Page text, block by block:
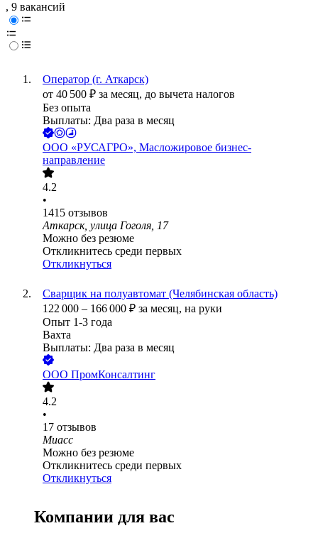
, 9 вакансий
Оператор (г. Аткарск)
от 40 500 ₽ за месяц, до вычета налогов
Без опыта
Выплаты: Два раза в месяц
ООО «РУСАГРО», Масложировое бизнес-
направление
4.2
•
1415 отзывов
Аткарск, улица Гоголя, 17
Можно без резюме
Откликнитесь среди первых
Откликнуться
Сварщик на полуавтомат (Челябинская область)
122 000 – 166 000 ₽ за месяц, на руки
Опыт 1-3 года
Вахта
Выплаты: Два раза в месяц
ООО ПромКонсалтинг
4.2
•
17 отзывов
Миасс
Можно без резюме
Откликнитесь среди первых
Откликнуться
Компании для вас